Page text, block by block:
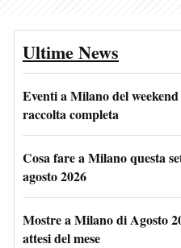
Ultime News
Eventi a Milano del
raccolta completa
Cosa fare a Milano questa
agosto 2026
Mostre a Milano di Agosto
attesi del mese